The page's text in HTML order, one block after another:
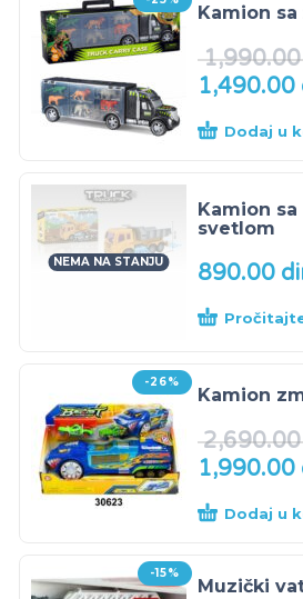
Kamion
1,490.00
Dodaj u
NEMA NA STANJU
Kamion
svetlom
890.00
-26%
Kamion
1,990.00
Dodaj u
-15%
Muzički